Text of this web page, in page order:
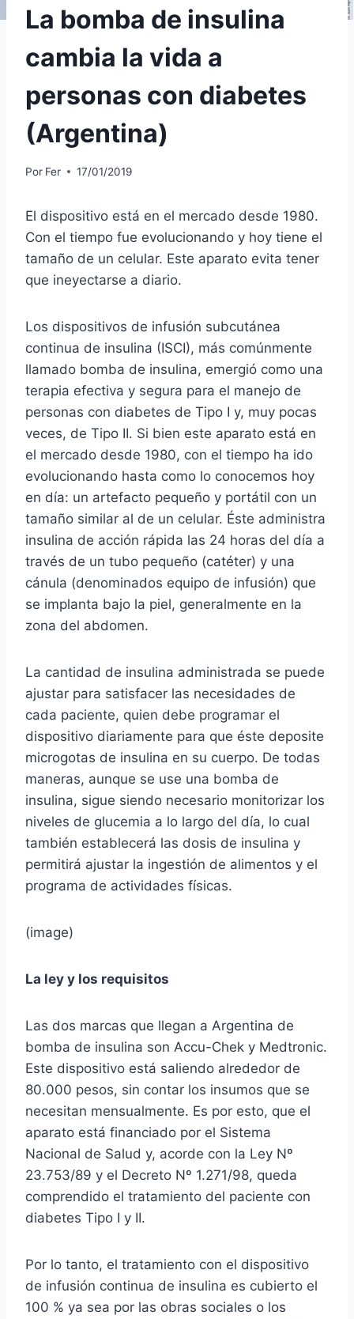
La bomba de insulina
cambia la vida a
personas con diabetes
(Argentina)
Por Fer 17/01/2019
El dispositivo está en el mercado desde 1980.
Con el tiempo fue evolucionando y hoy tiene el
tamaño de un celular. Este aparato evita tener
que ineyectarse a diario.
Los dispositivos de infusión subcutánea
continua de insulina (ISCI), más comúnmente
llamado bomba de insulina, emergió como una
terapia efectiva y segura para el manejo de
personas con diabetes de Tipo I y, muy pocas
veces, de Tipo II. Si bien este aparato está en
el mercado desde 1980, con el tiempo ha ido
evolucionando hasta como lo conocemos hoy
en día: un artefacto pequeño y portátil con un
tamaño similar al de un celular. Éste administra
insulina de acción rápida las 24 horas del día a
través de un tubo pequeño (catéter) y una
cánula (denominados equipo de infusión) que
se implanta bajo la piel, generalmente en la
zona del abdomen.
La cantidad de insulina administrada se puede
ajustar para satisfacer las necesidades de
cada paciente, quien debe programar el
dispositivo diariamente para que éste deposite
microgotas de insulina en su cuerpo. De todas
maneras, aunque se use una bomba de
insulina, sigue siendo necesario monitorizar los
niveles de glucemia a lo largo del día, lo cual
también establecerá las dosis de insulina y
permitirá ajustar la ingestión de alimentos y el
programa de actividades físicas.
(image)
La ley y los requisitos
Las dos marcas que llegan a Argentina de
bomba de insulina son Accu-Chek y Medtronic.
Este dispositivo está saliendo alrededor de
80.000 pesos, sin contar los insumos que se
necesitan mensualmente. Es por esto, que el
aparato está financiado por el Sistema
Nacional de Salud y, acorde con la Ley Nº
23.753/89 y el Decreto Nº 1.271/98, queda
comprendido el tratamiento del paciente con
diabetes Tipo I y II.
Por lo tanto, el tratamiento con el dispositivo
de infusión continua de insulina es cubierto el
100 % ya sea por las obras sociales o los